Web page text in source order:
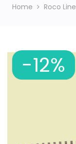
Home Roco Line
-12%